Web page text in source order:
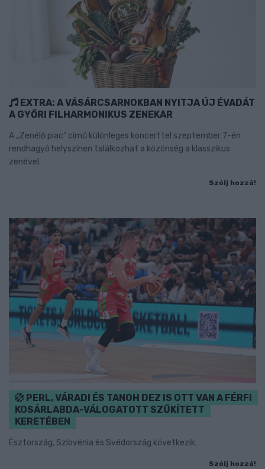
EXTRA: A VÁSÁRCSARNOKBAN NYITJA ÚJ ÉVADÁT
A GYŐRI FILHARMONIKUS ZENEKAR
A „Zenélő piac” című különleges koncerttel szeptember 7-én
rendhagyó helyszínen találkozhat a közönség a klasszikus
zenével.
Szólj hozzá!
PERL, VÁRADI ÉS TANOH DEZ IS OTT VAN A FÉRFI
KOSÁRLABDA-VÁLOGATOTT SZŰKÍTETT
KERETÉBEN
Észtország, Szlovénia és Svédország következik.
Szólj hozzá!